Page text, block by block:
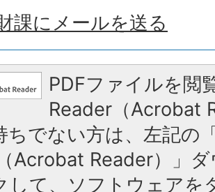
課にメールを送る
PDFファイルを閲
Reader（Acrobat
ちでない方は、左記の
Acrobat Reader）」
して、ソフトウェアを